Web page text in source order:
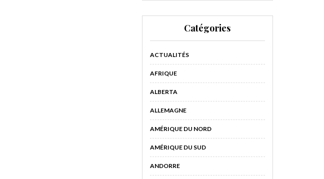
Catégories
ACTUALITÉS
AFRIQUE
ALBERTA
ALLEMAGNE
AMÉRIQUE DU NORD
AMÉRIQUE DU SUD
ANDORRE